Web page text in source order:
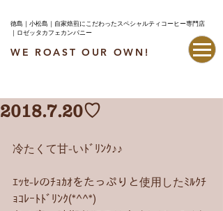
WE ROAST OUR OWN!
徳島｜小松島｜自家焙煎にこだわったスペシャルティコーヒー専門店
｜ロゼッタカフェカンパニー
2018.7.20♡
冷たくて甘-いﾄﾞﾘﾝｸ♪♪
ｴｯｾ-ﾚのﾁｮｶｵをたっぷりと使用したﾐﾙｸﾁ
ｮｺﾚｰﾄﾄﾞﾘﾝｸ(*^^*)